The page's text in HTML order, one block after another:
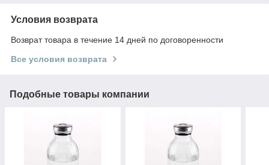
Условия возврата
Возврат товара в течение 14 дней по договоренности
Все условия возврата
Подобные товары компании